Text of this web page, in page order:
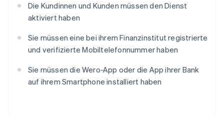
Die Kundinnen und Kunden müssen den Dienst
aktiviert haben
Sie müssen eine bei ihrem Finanzinstitut registrierte
und verifizierte Mobiltelefonnummer haben
Sie müssen die Wero-App oder die App ihrer Bank
auf ihrem Smartphone installiert haben